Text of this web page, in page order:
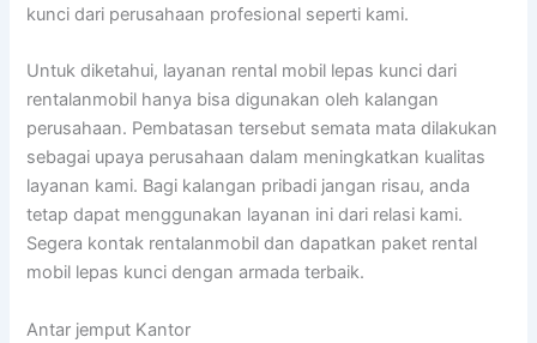
kunci dari perusahaan profesional seperti kami.
Untuk diketahui, layanan rental mobil lepas kunci dari
rentalanmobil hanya bisa digunakan oleh kalangan
perusahaan. Pembatasan tersebut semata mata dilakukan
sebagai upaya perusahaan dalam meningkatkan kualitas
layanan kami. Bagi kalangan pribadi jangan risau, anda
tetap dapat menggunakan layanan ini dari relasi kami.
Segera kontak rentalanmobil dan dapatkan paket rental
mobil lepas kunci dengan armada terbaik.
Antar jemput Kantor